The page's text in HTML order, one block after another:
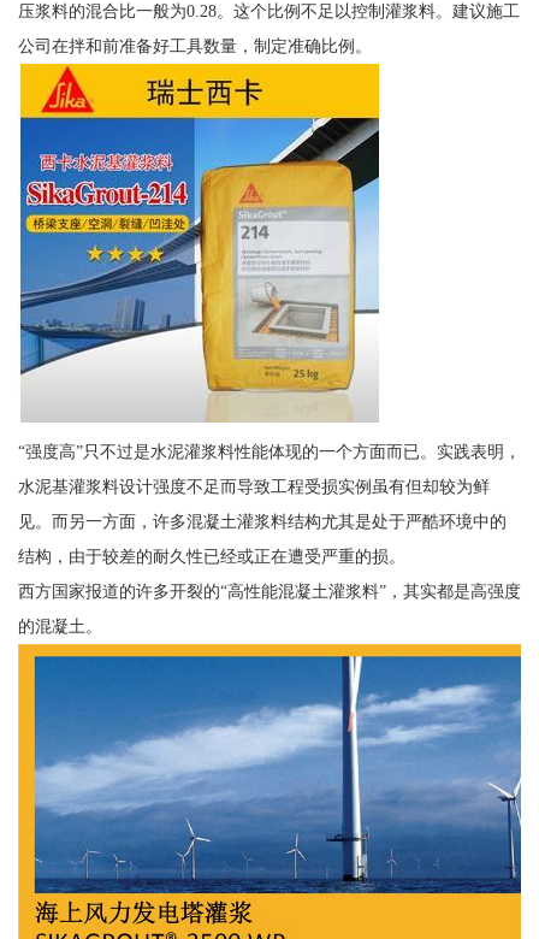
压浆料的混合比一般为0.28。这个比例不足以控制灌浆料。建议施工
公司在拌和前准备好工具数量，制定准确比例。
“强度高”只不过是水泥灌浆料性能体现的一个方面而已。实践表明，
水泥基灌浆料设计强度不足而导致工程受损实例虽有但却较为鲜
见。而另一方面，许多混凝土灌浆料结构尤其是处于严酷环境中的
结构，由于较差的耐久性已经或正在遭受严重的损。
西方国家报道的许多开裂的“高性能混凝土灌浆料”，其实都是高强度
的混凝土。